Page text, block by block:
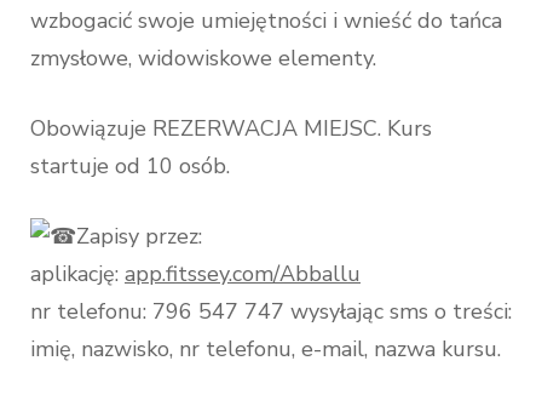
wzbogacić swoje umiejętności i wnieść do tańca
zmysłowe, widowiskowe elementy.
Obowiązuje REZERWACJA MIEJSC. Kurs
startuje od 10 osób.
Zapisy przez:
aplikację: app.fitssey.com/Abballu
nr telefonu: 796 547 747 wysyłając sms o treści:
imię, nazwisko, nr telefonu, e-mail, nazwa kursu.